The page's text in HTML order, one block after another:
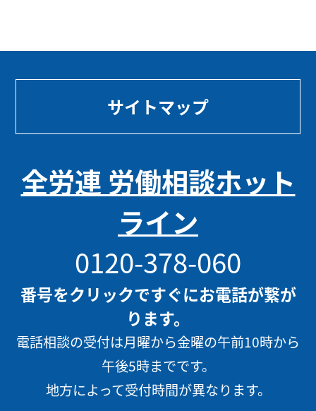
サイトマップ
全労連 労働相談ホット
ライン
0120-378-060
番号をクリックですぐにお電話が繋が
ります。
電話相談の受付は月曜から金曜の午前10時から
午後5時までです。
地方によって受付時間が異なります。